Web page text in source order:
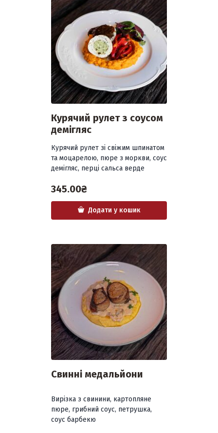
Курячий рулет з соусом
демігляс
Курячий рулет зі свіжим шпинатом
та моцарелою, пюре з моркви, соус
демігляс, перці сальса верде
345.00₴
Додати у кошик
Свинні медальйони
Вирізка з свинини, картопляне
пюре, грибний соус, петрушка,
соус барбекю